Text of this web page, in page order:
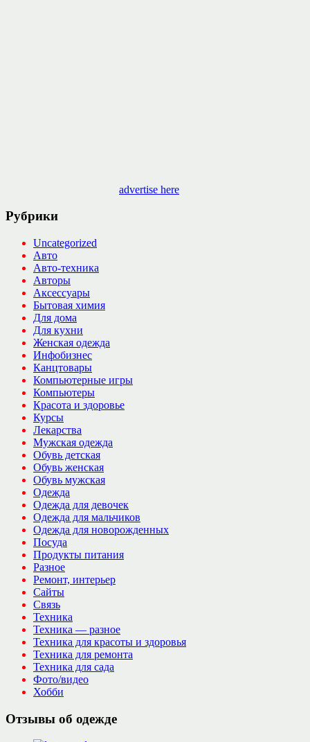
advertise here
Рубрики
Uncategorized
Авто
Авто-техника
Авторы
Аксессуары
Бытовая химия
Для дома
Для кухни
Женская одежда
Инфобизнес
Канцтовары
Компьютерные игры
Компьютеры
Красота и здоровье
Курсы
Лекарства
Мужская одежда
Обувь детская
Обувь женская
Обувь мужская
Одежда
Одежда для девочек
Одежда для мальчиков
Одежда для новорожденных
Посуда
Продукты питания
Разное
Ремонт, интерьер
Сайты
Связь
Техника
Техника — разное
Техника для красоты и здоровья
Техника для ремонта
Техника для сада
Фото/видео
Хобби
Отзывы об одежде